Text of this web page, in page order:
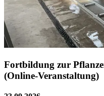
Fortbildung zur
(Online-Veranstaltung)